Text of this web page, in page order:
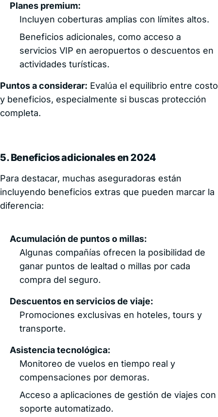
Planes premium:
Incluyen coberturas amplias con límites altos.
Beneficios adicionales, como acceso a
servicios VIP en aeropuertos o descuentos en
actividades turísticas.
Puntos a considerar: Evalúa el equilibrio entre costo
y beneficios, especialmente si buscas protección
completa.
5. Beneficios adicionales en 2024
Para destacar, muchas aseguradoras están
incluyendo beneficios extras que pueden marcar la
diferencia:
Acumulación de puntos o millas:
Algunas compañías ofrecen la posibilidad de
ganar puntos de lealtad o millas por cada
compra del seguro.
Descuentos en servicios de viaje:
Promociones exclusivas en hoteles, tours y
transporte.
Asistencia tecnológica:
Monitoreo de vuelos en tiempo real y
compensaciones por demoras.
Acceso a aplicaciones de gestión de viajes con
soporte automatizado.